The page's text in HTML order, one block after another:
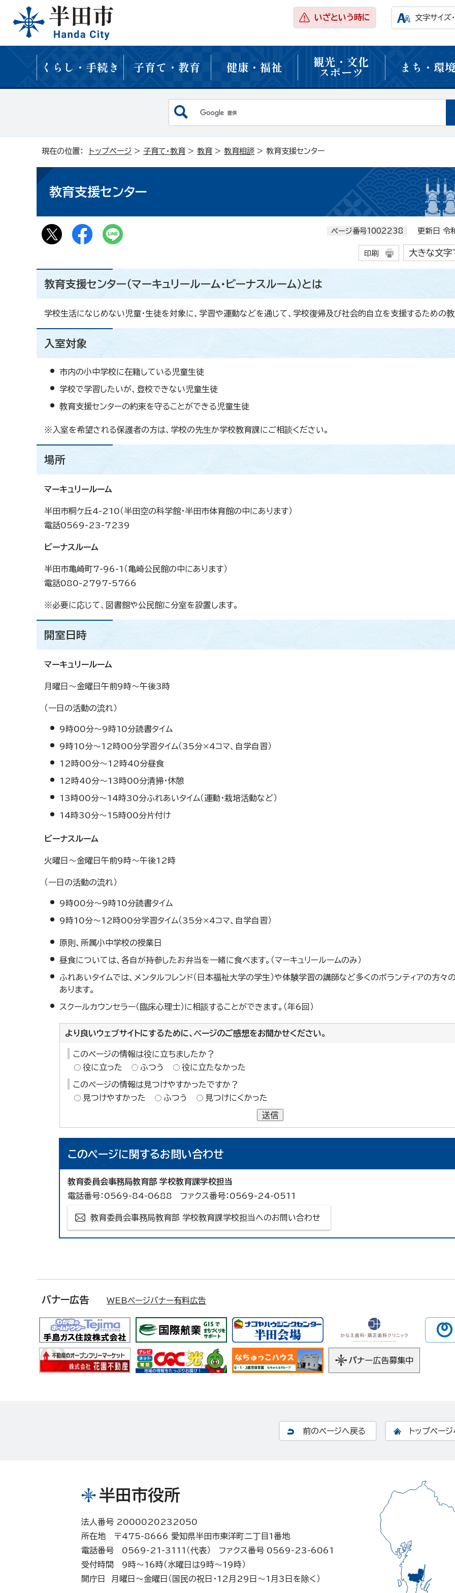
いざという時に 文字サイズ
くらし・手続き 子育て・教育 健康・福祉 観光・文化
スポーツ まち・環境
現在の位置： トップページ > 子育て・教育 > 教育 > 教育相談 > 教育支援センター
教育支援センター
ページ番号1002238 更新日 令
印刷 大きな文字
教育支援センター（マーキュリールーム・ビーナスルーム）とは
学校生活になじめない児童・生徒を対象に、学習や運動などを通じて、学校復帰及び社会的自立を支援するための教
入室対象
市内の小中学校に在籍している児童生徒
学校で学習したいが、登校できない児童生徒
教育支援センターの約束を守ることができる児童生徒
※入室を希望される保護者の方は、学校の先生か学校教育課にご相談ください。
場所
マーキュリールーム
半田市桐ケ丘4-210（半田空の科学館・半田市体育館の中にあります）
電話0569-23-7239
ビーナスルーム
半田市亀崎町7-96-1（亀崎公民館の中にあります）
電話080-2797-5766
※必要に応じて、図書館や公民館に分室を設置します。
開室日時
マーキュリールーム
月曜日～金曜日午前9時～午後3時
（一日の活動の流れ）
9時00分～9時10分読書タイム
9時10分～12時00分学習タイム（35分×4コマ、自学自習）
12時00分～12時40分昼食
12時40分～13時00分清掃・休憩
13時00分～14時30分ふれあいタイム（運動・栽培活動など）
14時30分～15時00分片付け
ビーナスルーム
火曜日～金曜日午前9時～午後12時
（一日の活動の流れ）
9時00分～9時10分読書タイム
9時10分～12時00分学習タイム（35分×4コマ、自学自習）
原則、所属小中学校の授業日
昼食については、各自が持参したお弁当を一緒に食べます。（マーキュリールームのみ）
ふれあいタイムでは、メンタルフレンド（日本福祉大学の学生）や体験学習の講師など多くのボランティアの方々
あります。
スクールカウンセラー（臨床心理士）に相談することができます。（年6回）
より良いウェブサイトにするために、ページのご感想をお聞かせください。
このページの情報は役に立ちましたか？
役に立った
ふつう 役に立たなかった
このページの情報は見つけやすかったですか？
見つけやすかった
ふつう 見つけにくかった
送信
このページに関するお問い合わせ
教育委員会事務局教育部 学校教育課学校担当
電話番号：0569-84-0688 ファクス番号：0569-24-0511
教育委員会事務局教育部 学校教育課学校担当へのお問い合わせ
バナー広告 WEBページバナー有料広告
前のページへ戻る トップペー
半田市役所
法人番号 2000020232050
所在地 〒475-8666 愛知県半田市東洋町二丁目1番地
電話番号 0569-21-3111（代表） ファクス番号 0569-23-6061
受付時間 9時～16時（水曜日は9時～19時）
開庁日 月曜日～金曜日（国民の祝日・12月29日～1月3日を除く）